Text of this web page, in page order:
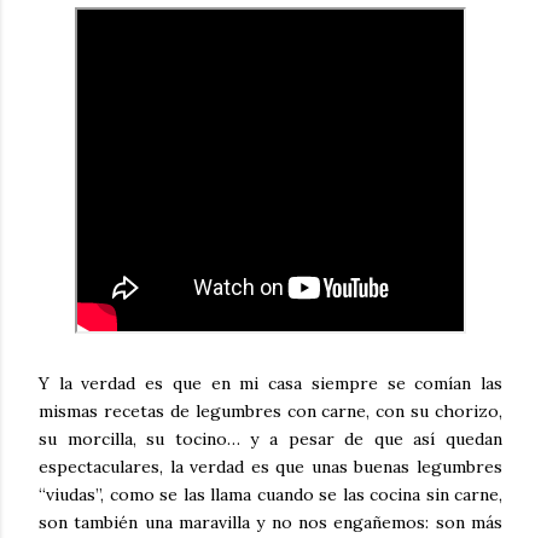
Y la verdad es que en mi casa siempre se comían las
mismas recetas de legumbres con carne, con su chorizo,
su morcilla, su tocino… y a pesar de que así quedan
espectaculares, la verdad es que unas buenas legumbres
“viudas”, como se las llama cuando se las cocina sin carne,
son también una maravilla y no nos engañemos: son más